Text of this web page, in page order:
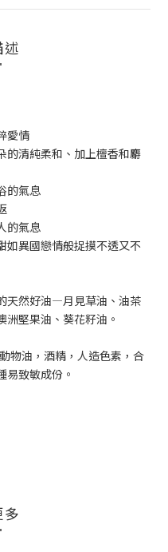
述
愛情
的清純柔和、加上檀香和麝
的氣息
的氣息
如異國戀情般捉摸不透又不
天然好油—月見草油、油茶
堅果油、葵花籽油。
物油，酒精，人造色素，合
易致敏成份。
多